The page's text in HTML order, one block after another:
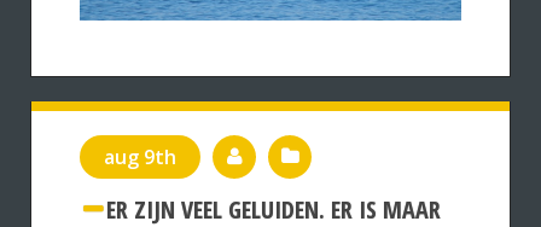
aug 9th
ER ZIJN VEEL GELUIDEN. ER IS MAAR